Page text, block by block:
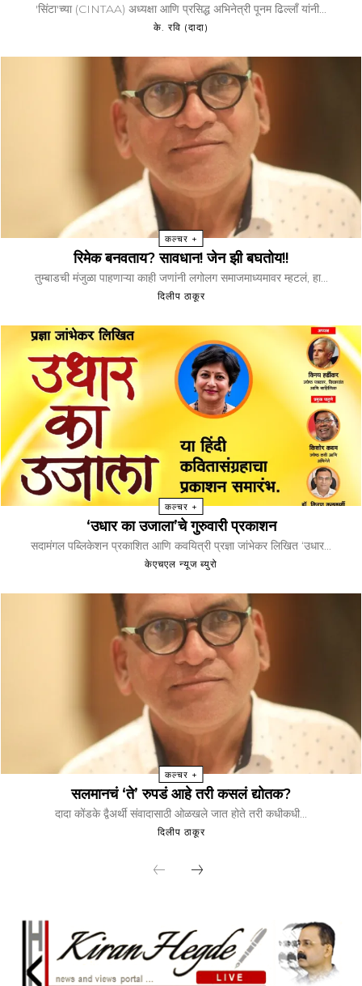
'सिंटा'च्या (CINTAA) अध्यक्षा आणि प्रसिद्ध अभिनेत्री पूनम ढिल्लाँ यांनी...
के. रवि (दादा)
कल्चर +
रिमेक बनवताय? सावधान! जेन झी बघतोय!!
तुम्बाडची मंजुळा पाहणाऱ्या काही जणांनी लगोलग समाजमाध्यमावर म्हटलं, हा...
दिलीप ठाकूर
कल्चर +
‘उधार का उजाला’चे गुरुवारी प्रकाशन
सदामंगल पब्लिकेशन प्रकाशित आणि कवयित्री प्रज्ञा जांभेकर लिखित ‘उधार...
केएचएल न्यूज ब्युरो
कल्चर +
सलमानचं ‘ते’ रुपडं आहे तरी कसलं द्योतक?
दादा कोंडके द्वैअर्थी संवादासाठी ओळखले जात होते तरी कधीकधी...
दिलीप ठाकूर